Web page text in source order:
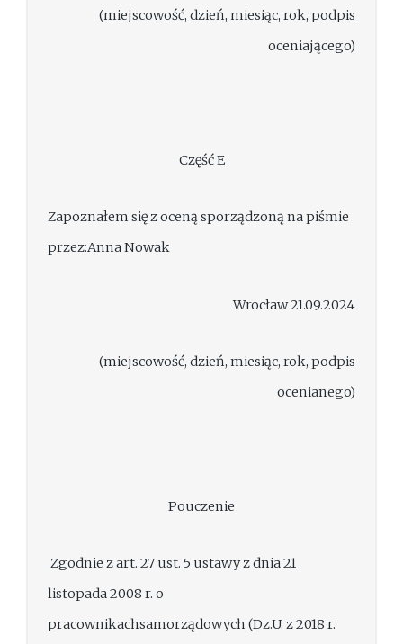
(miejscowość, dzień, miesiąc, rok, podpis
oceniającego)
Część E
Zapoznałem się z oceną sporządzoną na piśmie
przez:Anna Nowak
Wrocław 21.09.2024
(miejscowość, dzień, miesiąc, rok, podpis
ocenianego)
Pouczenie
Zgodnie z art. 27 ust. 5 ustawy z dnia 21
listopada 2008 r. o
pracownikachsamorządowych (Dz.U. z 2018 r.